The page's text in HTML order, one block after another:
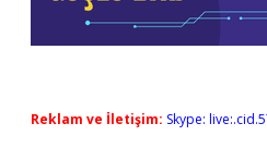
Reklam ve İletişim: Skype: